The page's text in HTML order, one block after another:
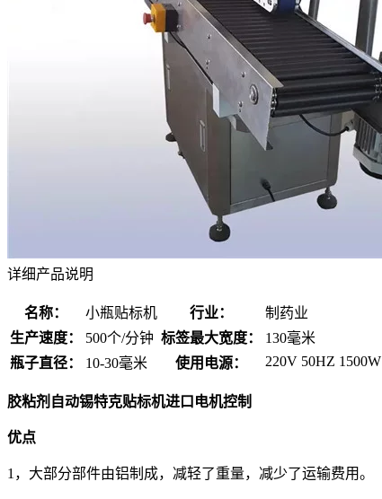
详细产品说明
名称： 小瓶贴标机 行业：
制药业
生产速度：
500个/分钟 标签最大宽度：
130毫米
瓶子直径：
10-30毫米 使用电源： 220V 50HZ 1500W
胶粘剂自动锡特克贴标机进口电机控制
优点
1，大部分部件由铝制成，减轻了重量，减少了运输费用。